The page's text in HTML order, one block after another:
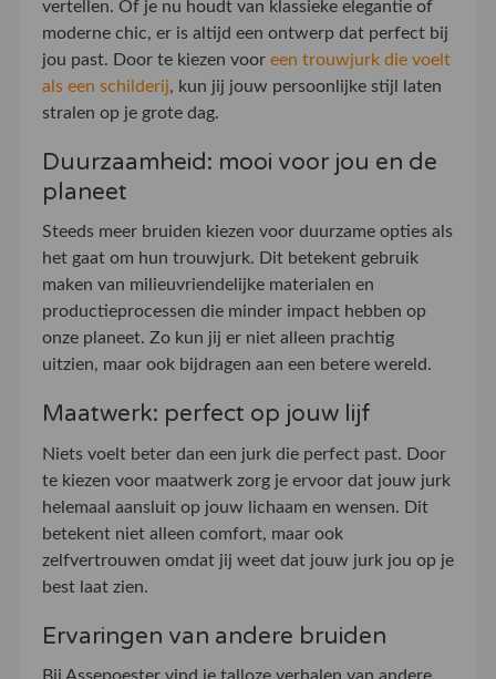
vertellen. Of je nu houdt van klassieke elegantie of
moderne chic, er is altijd een ontwerp dat perfect bij
jou past. Door te kiezen voor een trouwjurk die voelt
als een schilderij, kun jij jouw persoonlijke stijl laten
stralen op je grote dag.
Duurzaamheid: mooi voor jou en de
planeet
Steeds meer bruiden kiezen voor duurzame opties als
het gaat om hun trouwjurk. Dit betekent gebruik
maken van milieuvriendelijke materialen en
productieprocessen die minder impact hebben op
onze planeet. Zo kun jij er niet alleen prachtig
uitzien, maar ook bijdragen aan een betere wereld.
Maatwerk: perfect op jouw lijf
Niets voelt beter dan een jurk die perfect past. Door
te kiezen voor maatwerk zorg je ervoor dat jouw jurk
helemaal aansluit op jouw lichaam en wensen. Dit
betekent niet alleen comfort, maar ook
zelfvertrouwen omdat jij weet dat jouw jurk jou op je
best laat zien.
Ervaringen van andere bruiden